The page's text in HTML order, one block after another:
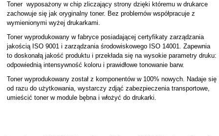
Toner wyposażony w chip zliczający strony dzięki któremu w drukarce
zachowuje się jak oryginalny toner. Bez problemów współpracuje z
wymienionymi wyżej drukarkami.
Toner wyprodukowany w fabryce posiadającej certyfikaty zarządzania
jakością ISO 9001 i zarządzania środowiskowego ISO 14001. Zapewnia
to doskonałą jakość produktu i przekłada się na wysokie parametry druku:
odpowiednią intensywność koloru i prawidłowe tonowanie barw.
Toner wyprodukowany został z komponentów w 100% nowych. Nadaje się
od razu do użytkowania, wystarczy zdjąć zabezpieczenia transportowe,
umieścić toner w module bębna i włożyć do drukarki.